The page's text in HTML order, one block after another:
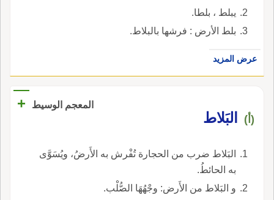
يبلط ، بلطا.
بلط الأرض : فرشها بالبلاط.
عرض المزيد
المعجم الوسيط +
(أ) البَلاط
البَلاط ضرب من الحجارة تُفْرش به الأَرضُ، ويُسَوَّى
به الحائطُ.
و البَلاط من الأَرض: وجْهُهَا الصُّلْب.